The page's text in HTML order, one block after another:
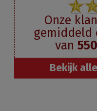
Onze
gemiddeld
van 550
Bekijk